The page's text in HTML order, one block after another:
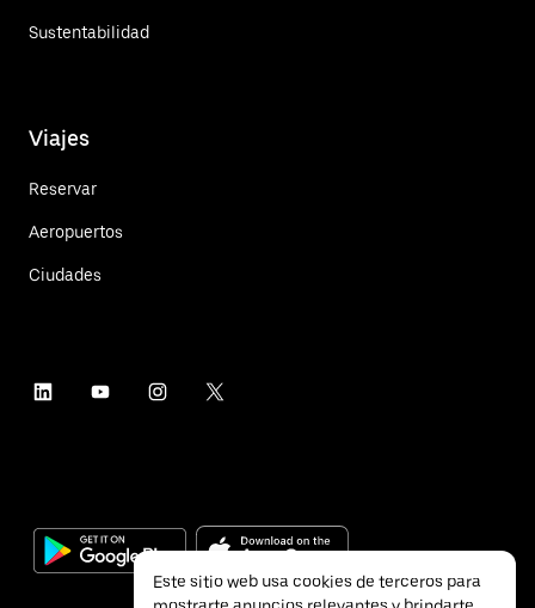
Sustentabilidad
Viajes
Reservar
Aeropuertos
Ciudades
Este sitio web usa cookies de terceros para